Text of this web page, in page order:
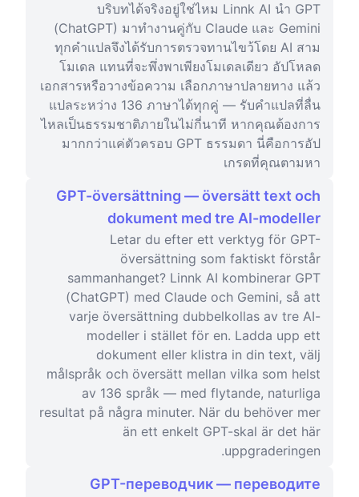
บริบทได้จริงอยู่ใช่ไหม Linnk AI นำ GPT
(ChatGPT) มาทำงานคู่กับ Claude และ Gemini
ทุกคำแปลจึงได้รับการตรวจทานไขว้โดย AI สาม
โมเดล แทนที่จะพึ่งพาเพียงโมเดลเดียว อัปโหลด
เอกสารหรือวางข้อความ เลือกภาษาปลายทาง แล้ว
แปลระหว่าง 136 ภาษาได้ทุกคู่ — รับคำแปลที่ลื่น
ไหลเป็นธรรมชาติภายในไม่กี่นาที หากคุณต้องการ
มากกว่าแค่ตัวครอบ GPT ธรรมดา นี่คือการอัป
เกรดที่คุณตามหา
GPT-översättning — översätt text och
dokument med tre AI-modeller
Letar du efter ett verktyg för GPT-
översättning som faktiskt förstår
sammanhanget? Linnk AI kombinerar GPT
(ChatGPT) med Claude och Gemini, så att
varje översättning dubbelkollas av tre AI-
modeller i stället för en. Ladda upp ett
dokument eller klistra in din text, välj
målspråk och översätt mellan vilka som helst
av 136 språk — med flytande, naturliga
resultat på några minuter. När du behöver mer
än ett enkelt GPT-skal är det här
uppgraderingen.
GPT-переводчик — переводите